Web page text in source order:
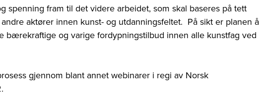
spenning fram til det videre arbeidet, som skal baseres på tett
aktører innen kunst- og utdanningsfeltet. På sikt er planen å
bærekraftige og varige fordypningstilbud innen alle kunstfag ved
gjennom blant annet webinarer i regi av Norsk